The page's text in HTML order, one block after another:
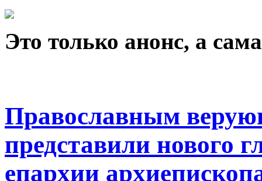
Это только анонс, а
Православным
представили нового
епархии